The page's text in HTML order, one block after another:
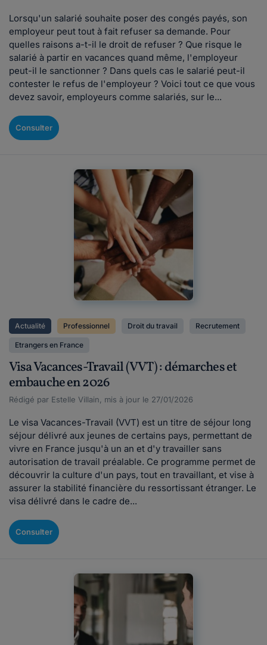
Lorsqu'un salarié souhaite poser des congés payés, son
employeur peut tout à fait refuser sa demande. Pour
quelles raisons a-t-il le droit de refuser ? Que risque le
salarié à partir en vacances quand même, l'employeur
peut-il le sanctionner ? Dans quels cas le salarié peut-il
contester le refus de l'employeur ? Voici tout ce que vous
devez savoir, employeurs comme salariés, sur le...
Consulter
Actualité Professionnel Droit du travail Recrutement
Etrangers en France
Visa Vacances-Travail (VVT) : démarches et
embauche en 2026
Rédigé par Estelle Villain, mis à jour le 27/01/2026
Le visa Vacances-Travail (VVT) est un titre de séjour long
séjour délivré aux jeunes de certains pays, permettant de
vivre en France jusqu'à un an et d'y travailler sans
autorisation de travail préalable. Ce programme permet de
découvrir la culture d'un pays, tout en travaillant, et vise à
assurer la stabilité financière du ressortissant étranger. Le
visa délivré dans le cadre de...
Consulter